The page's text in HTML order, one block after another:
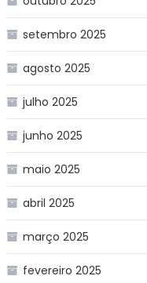
setembro 2025
agosto 2025
julho 2025
junho 2025
maio 2025
abril 2025
março 2025
fevereiro 2025